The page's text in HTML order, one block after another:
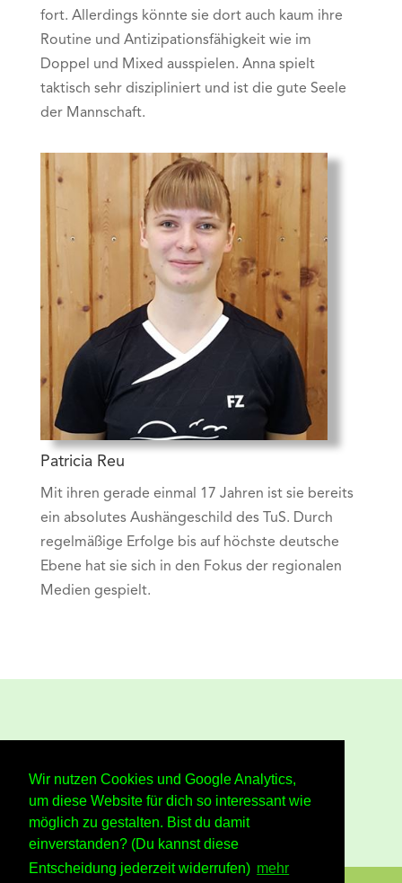
Wir nutzen Cookies und Google Analytics,
um diese Website für dich so interessant wie
möglich zu gestalten. Bist du damit
einverstanden? (Du kannst diese
Entscheidung jederzeit widerrufen) mehr
fort. Allerdings könnte sie dort auch kaum ihre
Routine und Antizipationsfähigkeit wie im
Doppel und Mixed ausspielen. Anna spielt
taktisch sehr diszipliniert und ist die gute Seele
der Mannschaft.
Patricia Reu
Mit ihren gerade einmal 17 Jahren ist sie bereits
ein absolutes Aushängeschild des TuS. Durch
regelmäßige Erfolge bis auf höchste deutsche
Ebene hat sie sich in den Fokus der regionalen
Medien gespielt.